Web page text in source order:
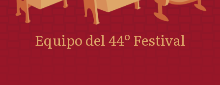
Equipo del 44º Festival